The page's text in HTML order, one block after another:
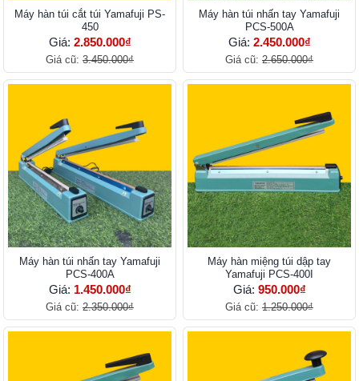
Máy hàn túi cắt túi Yamafuji PS-
450
Giá: 2.850.000₫
Giá cũ: 3.450.000₫
Máy hàn túi nhấn tay Yamafuji
PCS-500A
Giá: 2.450.000₫
Giá cũ: 2.650.000₫
Máy hàn túi nhấn tay Yamafuji
PCS-400A
Giá: 1.450.000₫
Giá cũ: 2.350.000₫
Máy hàn miệng túi dập tay
Yamafuji PCS-400I
Giá: 950.000₫
Giá cũ: 1.250.000₫